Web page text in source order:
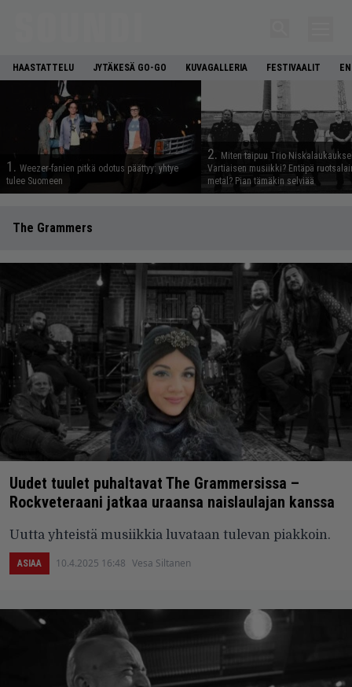
HAASTATTELU JYTÄKESÄ GO-GO KUVAGALLERIA FESTIVAALIT
1. Weezer-fanien pitkä odotus päättyy: yhtye
tulee Suomeen
2. Miten taipuu Trio
Vartiaisen musiikki? Entäpä
metal? Pian tämäkin selviää
The Grammers
Uudet tuulet puhaltavat The Grammersissa –
Rockveteraani jatkaa uraansa naislaulajan kanssa
Uutta yhteistä musiikkia luvataan tulevan piakkoin.
ASIAA 10.4.2025 16:48 Vesa Siltanen